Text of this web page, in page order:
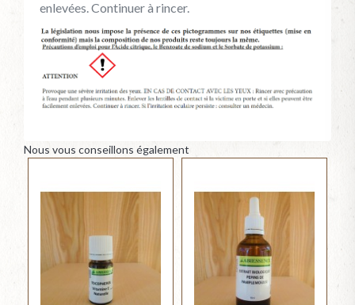
enlevées. Continuer à rincer.
Nous vous conseillons également